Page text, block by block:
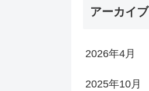
アーカイブ
2026年4月
2025年10月